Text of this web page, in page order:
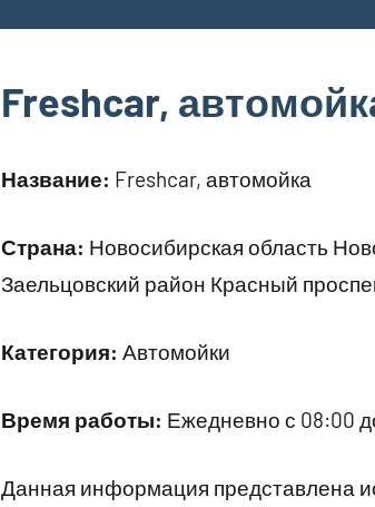
Freshcar,
Название: Freshcar, автомойка
Страна: Новосибирская область
Заельцовский район Красный
Категория: Автомойки
Время работы: Ежедневно с 08:00
Данная информация представлена